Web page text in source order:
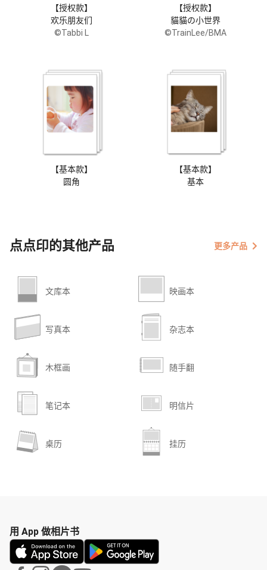
【授权款】
欢乐朋友们
©Tabbi L
【授权款】
貓貓の小世界
©TrainLee/BMA
【基本款】
圆角
【基本款】
基本
点点印的其他产品 更多产品
文库本 映画本
写真本 杂志本
木框画 随手翻
笔记本 明信片
桌历 挂历
用 App 做相片书